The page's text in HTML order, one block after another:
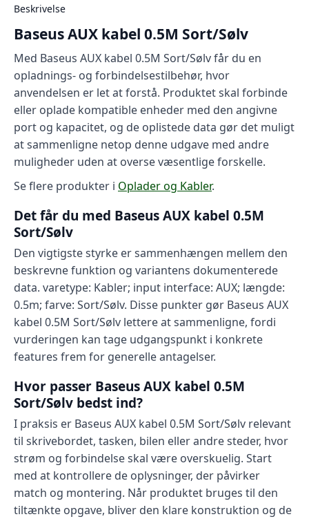
Beskrivelse
Baseus AUX kabel 0.5M Sort/Sølv
Med Baseus AUX kabel 0.5M Sort/Sølv får du en
opladnings- og forbindelsestilbehør, hvor
anvendelsen er let at forstå. Produktet skal forbinde
eller oplade kompatible enheder med den angivne
port og kapacitet, og de oplistede data gør det muligt
at sammenligne netop denne udgave med andre
muligheder uden at overse væsentlige forskelle.
Se flere produkter i Oplader og Kabler.
Det får du med Baseus AUX kabel 0.5M
Sort/Sølv
Den vigtigste styrke er sammenhængen mellem den
beskrevne funktion og variantens dokumenterede
data. varetype: Kabler; input interface: AUX; længde:
0.5m; farve: Sort/Sølv. Disse punkter gør Baseus AUX
kabel 0.5M Sort/Sølv lettere at sammenligne, fordi
vurderingen kan tage udgangspunkt i konkrete
features frem for generelle antagelser.
Hvor passer Baseus AUX kabel 0.5M
Sort/Sølv bedst ind?
I praksis er Baseus AUX kabel 0.5M Sort/Sølv relevant
til skrivebordet, tasken, bilen eller andre steder, hvor
strøm og forbindelse skal være overskuelig. Start
med at kontrollere de oplysninger, der påvirker
match og montering. Når produktet bruges til den
tiltænkte opgave, bliver den klare konstruktion og de